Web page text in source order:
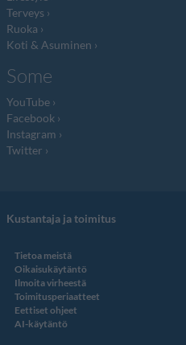
Terveys
Ruoka
Koti & Asuminen
Some
YouTube
Facebook
Instagram
Twitter
Kustantaja ja toimitus
Tietoa meistä
Oikaisukäytäntö
Ilmoita virheestä
Toimitusperiaatteet
Eettiset ohjeet
AI-käytäntö